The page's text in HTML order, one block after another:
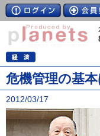
危機管理の基
2012/03/17